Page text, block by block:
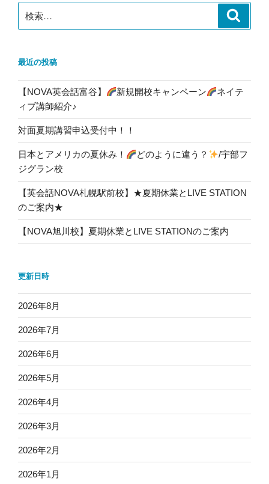
ン
索:
最近の投稿
【NOVA英会話富谷】 新規開校キャンペーン
ネイテ
ィブ講師紹介♪
対面夏期講習申込受付中！！
日本とアメリカの夏休み！ どのように違う？
/宇部フ
ジグラン校
【英会話NOVA札幌駅前校】★夏期休業とLIVE STATION
のご案内★
【NOVA旭川校】夏期休業とLIVE STATIONのご案内
更新日時
2026年8月
2026年7月
2026年6月
2026年5月
2026年4月
2026年3月
2026年2月
2026年1月